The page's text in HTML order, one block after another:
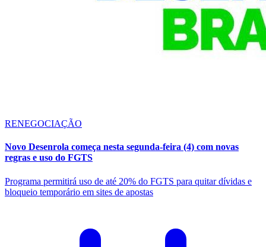
RENEGOCIAÇÃO
Novo Desenrola começa nesta segunda-feira (4) com novas
regras e uso do FGTS
Programa permitirá uso de até 20% do FGTS para quitar dívidas e
bloqueio temporário em sites de apostas